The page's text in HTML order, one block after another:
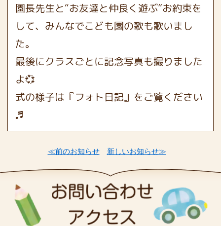
園長先生と“お友達と仲良く遊ぶ”お約束を
して、みんなでこども園の歌も歌いまし
た。
最後にクラスごとに記念写真も撮りました
よ💞
式の様子は『フォト日記』をご覧ください
♬
≪前のお知らせ 新しいお知らせ≫